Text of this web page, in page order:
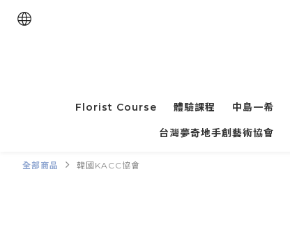
Florist Course 體驗課程 中島一希
台灣夢奇地手創藝術協會
全部商品 韓國KACC協會